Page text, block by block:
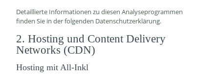
Detaillierte Informationen zu diesen Analyseprogrammen
finden Sie in der folgenden Datenschutzerklärung.
2. Hosting und Content Delivery
Networks (CDN)
Hosting mit All-Inkl